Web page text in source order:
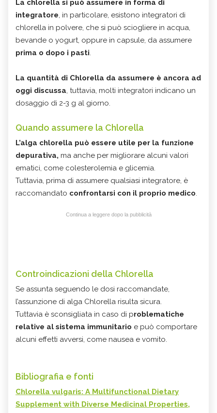
La chlorella si può assumere in forma di
integratore, in particolare, esistono integratori di
chlorella in polvere, che si può sciogliere in acqua,
bevande o yogurt, oppure in capsule, da assumere
prima o dopo i pasti.
La quantità di Chlorella da assumere è ancora ad
oggi discussa, tuttavia, molti integratori indicano un
dosaggio di 2-3 g al giorno.
Quando assumere la Chlorella
L’alga chlorella può essere utile per la funzione
depurativa, ma anche per migliorare alcuni valori
ematici, come colesterolemia e glicemia.
Tuttavia, prima di assumere qualsiasi integratore, è
raccomandato confrontarsi con il proprio medico.
Continua a leggere dopo la pubblicità
Controindicazioni della Chlorella
Se assunta seguendo le dosi raccomandate,
l’assunzione di alga Chlorella risulta sicura.
Tuttavia è sconsigliata in caso di problematiche
relative al sistema immunitario e può comportare
alcuni effetti avversi, come nausea e vomito.
Bibliografia e fonti
Chlorella vulgaris: A Multifunctional Dietary
Supplement with Diverse Medicinal Properties,